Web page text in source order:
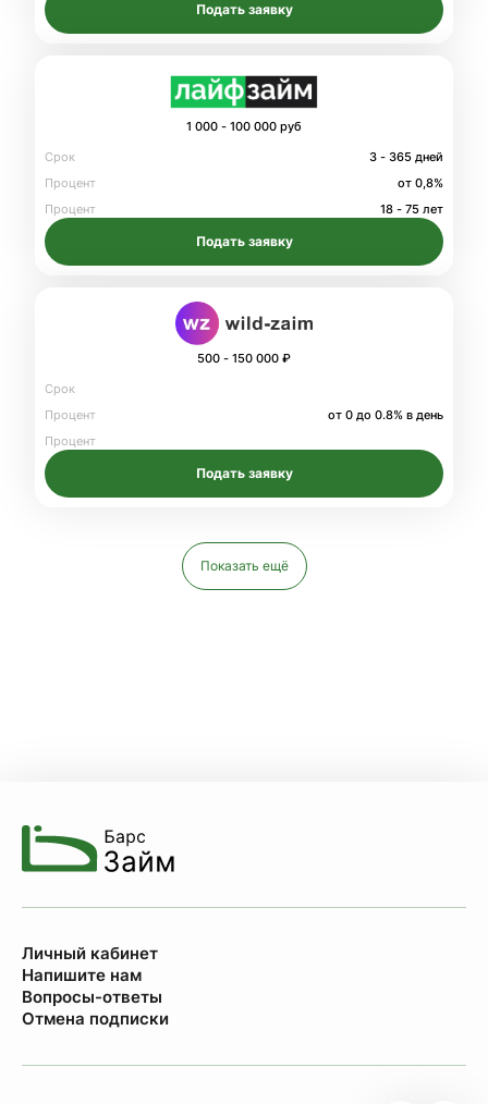
Подать заявку
1 000 - 100 000 руб
Срок
3 - 365 дней
Процент
от 0,8%
Процент
18 - 75 лет
Подать заявку
500 - 150 000 ₽
Срок
Процент
от 0 до 0.8% в день
Процент
Подать заявку
Показать ещё
Личный кабинет
Напишите нам
Вопросы-ответы
Отмена подписки